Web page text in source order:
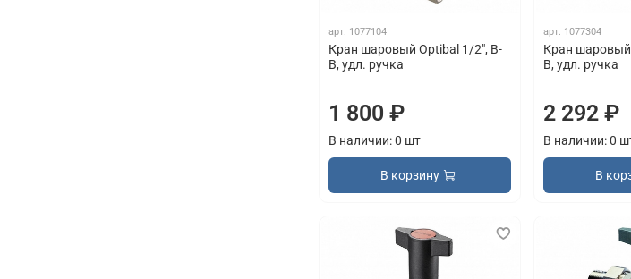
арт. 1077104
Кран шаровый Optibal 1/2", В-
В, удл. ручка
1 800 ₽
В наличии: 0 шт
В корзину
арт. 1077304
Кран
В, удл. ручка
2 292 ₽
В наличии: 0
В